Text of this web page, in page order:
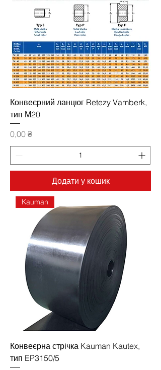
Конвеєрний ланцюг Retezy Vamberk,
тип М20
Ціна
0,00 ₴
Додати у кошик
Kauman
Конвеєрна стрічка Kauman Kautex,
тип EP3150/5